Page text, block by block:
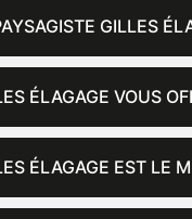
GILLES
ÉLAGAGE VOUS
ÉLAGAGE EST LE